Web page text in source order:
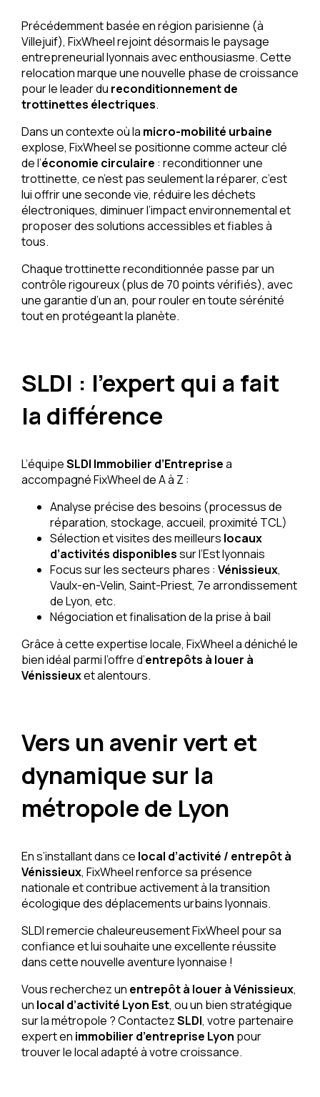
Précédemment basée en région parisienne (à
Villejuif), FixWheel rejoint désormais le paysage
entrepreneurial lyonnais avec enthousiasme. Cette
relocation marque une nouvelle phase de croissance
pour le leader du reconditionnement de
trottinettes électriques.
Dans un contexte où la micro-mobilité urbaine
explose, FixWheel se positionne comme acteur clé
de l’économie circulaire : reconditionner une
trottinette, ce n’est pas seulement la réparer, c’est
lui offrir une seconde vie, réduire les déchets
électroniques, diminuer l’impact environnemental et
proposer des solutions accessibles et fiables à
tous.
Chaque trottinette reconditionnée passe par un
contrôle rigoureux (plus de 70 points vérifiés), avec
une garantie d’un an, pour rouler en toute sérénité
tout en protégeant la planète.
SLDI : l’expert qui a fait
la différence
L’équipeSLDI Immobilier d’Entreprisea
accompagné FixWheel de A à Z :
Analyse précise des besoins (processus de
réparation, stockage, accueil, proximité TCL)
Sélection et visites des meilleurs locaux
d’activités disponiblessur l’Est lyonnais
Focus sur les secteurs phares : Vénissieux,
Vaulx-en-Velin, Saint-Priest, 7e arrondissement
de Lyon, etc.
Négociation et finalisation de la prise à bail
Grâce à cette expertise locale, FixWheel a déniché le
bien idéal parmi l’offre d’entrepôts à louer à
Vénissieuxet alentours.
Vers un avenir vert et
dynamique sur la
métropole de Lyon
En s’installant dans ce local d’activité / entrepôt à
Vénissieux, FixWheel renforce sa présence
nationale et contribue activement à la transition
écologique des déplacements urbains lyonnais.
SLDI remercie chaleureusement FixWheel pour sa
confiance et lui souhaite une excellente réussite
dans cette nouvelle aventure lyonnaise !
Vous recherchez un entrepôt à louer à Vénissieux,
un local d’activité Lyon Est, ou un bien stratégique
sur la métropole ? ContactezSLDI, votre partenaire
expert en immobilier d’entreprise Lyon pour
trouver le local adapté à votre croissance.